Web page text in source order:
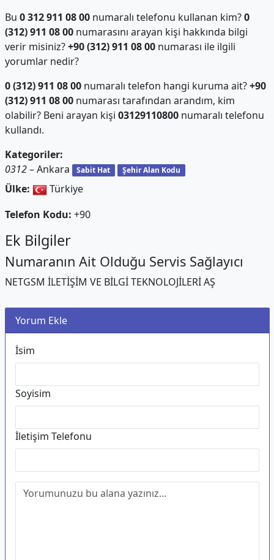
Bu 0 312 911 08 00numaralı telefonu kullanan kim?0
(312) 911 08 00numarasını arayan kişi hakkında bilgi
verir misiniz?+90 (312) 911 08 00numarası ile ilgili
yorumlar nedir?
0 (312) 911 08 00numaralı telefon hangi kuruma ait?+90
(312) 911 08 00numarası tarafından arandım, kim
olabilir? Beni arayan kişi 03129110800numaralı telefonu
kullandı.
Kategoriler:
0312– Ankara Sabit Hat Şehir Alan Kodu
Ülke:
Türkiye
Telefon Kodu: +90
Ek Bilgiler
Numaranın Ait Olduğu Servis Sağlayıcı
NETGSM İLETİŞİM VE BİLGİ TEKNOLOJİLERİ AŞ
Yorum Ekle
İsim
Soyisim
İletişim Telefonu